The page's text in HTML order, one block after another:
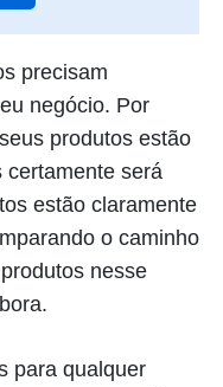
precisam
negócio. Por
produtos estão
certamente será
estão claramente
o caminho
nesse
para qualquer